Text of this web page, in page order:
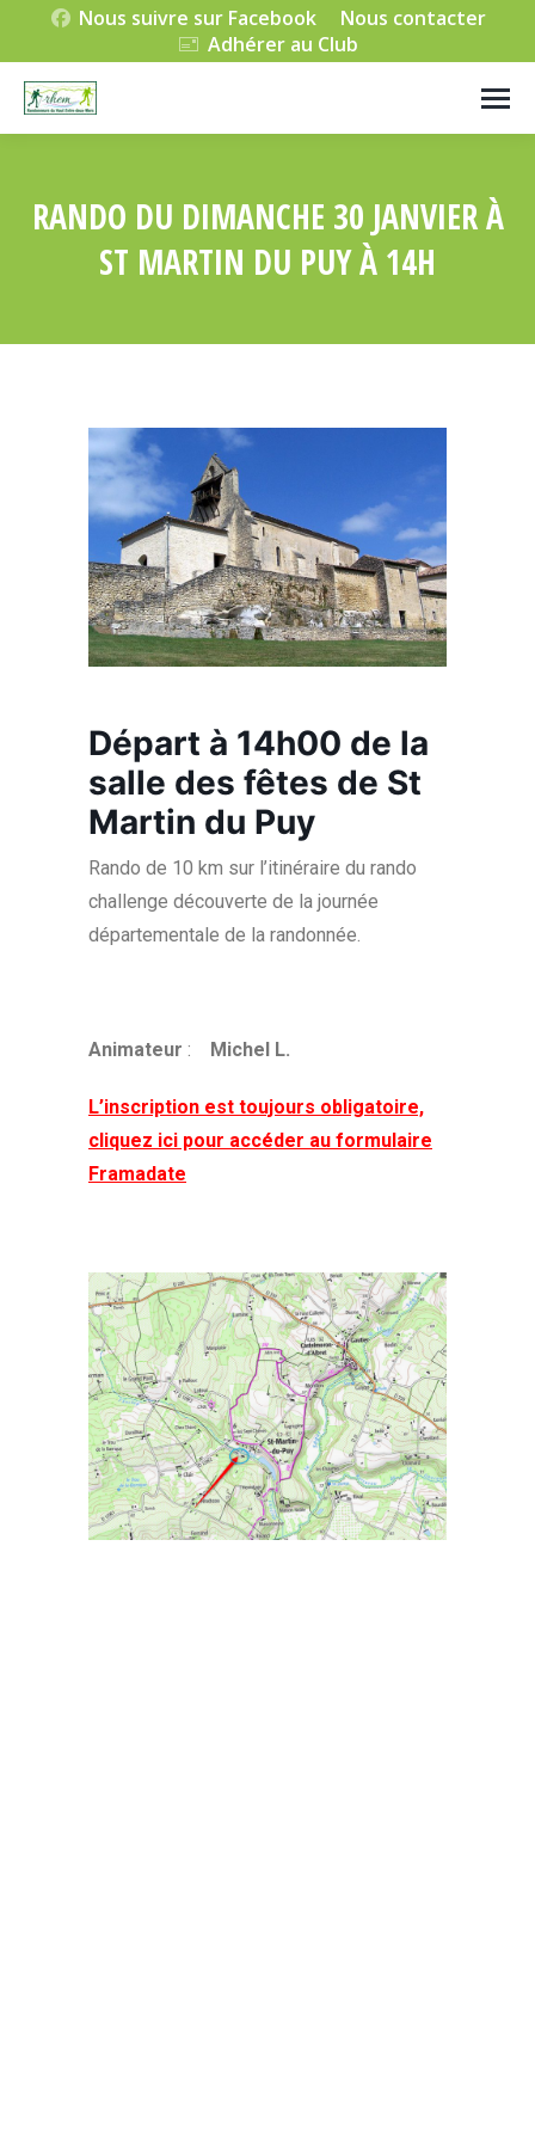
Nous suivre sur Facebook
Nous contacter
Adhérer au Club
RANDO DU DIMANCHE 30 JANVIER À
ST MARTIN DU PUY À 14H
Départ à 14h00 de la
salle des fêtes de St
Martin du Puy
Rando de 10 km sur l’itinéraire du rando
challenge découverte de la journée
départementale de la randonnée.
Animateur : Michel L.
L’inscription est toujours obligatoire,
cliquez ici pour accéder au formulaire
Framadate